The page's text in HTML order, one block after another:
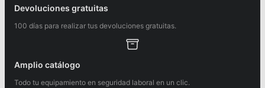
Devoluciones gratuitas
100 días para realizar tus devoluciones gratuitas.
Amplio catálogo
Todo tu equipamiento en seguridad laboral en un clic.